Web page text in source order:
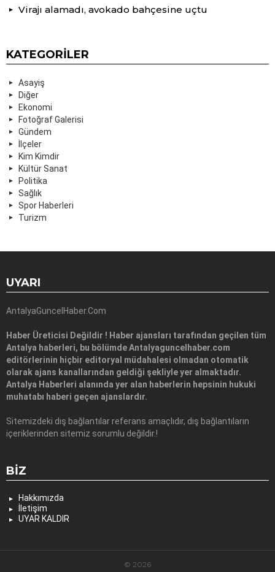
Virajı alamadı, avokado bahçesine uçtu
KATEGORILER
Asayiş
Diğer
Ekonomi
Fotoğraf Galerisi
Gündem
İlçeler
Kim Kimdir
Kültür Sanat
Politika
Sağlık
Spor Haberleri
Turizm
UYARI
AntalyaGuncelHaber.Com
Haber Üreticisi Değildir ! Haber ajansları tarafından geçilen tüm
Antalya haberleri, bu bölümde Antalyaguncelhaber.com
editörlerinin hiçbir editoryal müdahalesi olmadan otomatik
olarak ajans kanallarından geldiği şekliyle yer almaktadır.
Antalya Haberleri alanında yer alan haberlerin hepsinin hukuki
muhatabı haberi geçen ajanslardır.
Sitemizdeki dış bağlantılar referans amaçlıdır, dış bağlantıların
içeriklerinden sitemiz sorumlu değildir.!
BIZ
Hakkımızda
İletişim
UYAR KALDIR
© 2026